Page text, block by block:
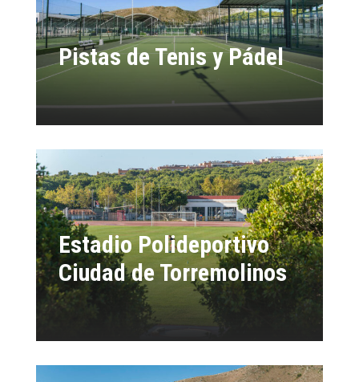
Pistas de Tenis y Pádel
Estadio Polideportivo
Ciudad de Torremolinos